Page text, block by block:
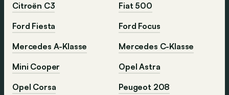
Citroën C3
Fiat 500
Ford Fiesta
Ford Focus
Mercedes A-Klasse
Mercedes C-Klasse
Mini Cooper
Opel Astra
Opel Corsa
Peugeot 208